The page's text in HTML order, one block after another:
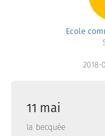
Ecole
2018-
11 mai
la becquée